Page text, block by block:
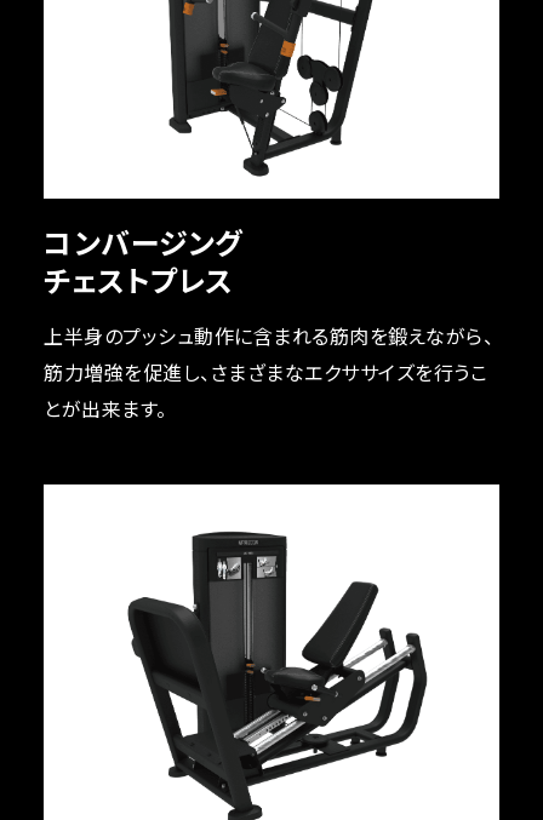
コンバージング
チェストプレス
上半身のプッシュ動作に含まれる筋肉を鍛えながら、
筋力増強を促進し、さまざまなエクササイズを行うこ
とが出来ます。